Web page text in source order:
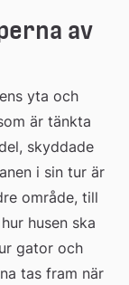
av
yta och
är tänkta
skyddade
i sin tur är
område, till
husen ska
gator och
tas fram när